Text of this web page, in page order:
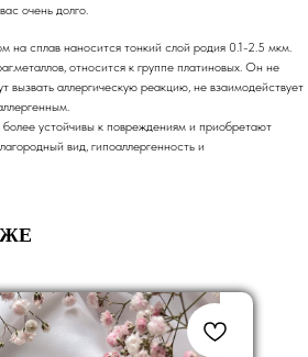
очень долго.
на сплав наносится тонкий слой родия 0.1-2.5 мкм.
относится к группе платиновых. Он не
вызвать аллергическую реакцию, не взаимодействует
более устойчивы к повреждениям и приобретают
вид, гипоаллергенность и